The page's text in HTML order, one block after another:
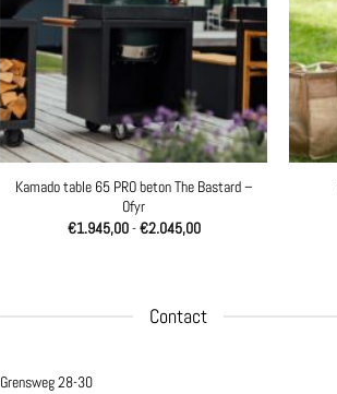
Kamado table 65 PRO beton The Bastard –
Ofyr
€1.945,00-€2.045,00Prijsklasse:
Contact
Grensweg 28-30